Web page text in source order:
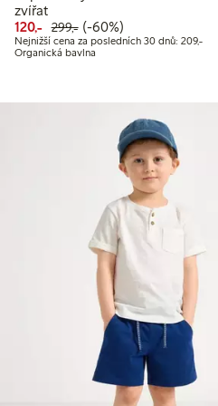
zvířat
120,- Snížená cena: 120,00 Kč
299,-Běžná cena: 299,00 Kč
60% sleva
(-60%)
Nejnižší cena za posledních 30 dnů: 209,-
Organická bavlna